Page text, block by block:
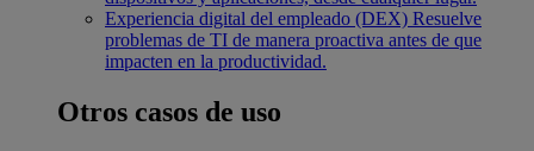
Experiencia digital del empleado (DEX) Resuelve
problemas de TI de manera proactiva antes de que
impacten en la productividad.
Otros casos de uso